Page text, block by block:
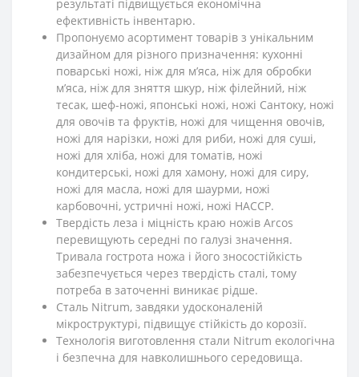
результаті підвищується економічна
ефективність інвентарю.
Пропонуємо асортимент товарів з унікальним
дизайном для різного призначення: кухонні
поварські ножі, ніж для м’яса, ніж для обробки
м’яса, ніж для зняття шкур, ніж філейний, ніж
тесак, шеф-ножі, японські ножі, ножі Сантоку, ножі
для овочів та фруктів, ножі для чищення овочів,
ножі для нарізки, ножі для риби, ножі для суші,
ножі для хліба, ножі для томатів, ножі
кондитерські, ножі для хамону, ножі для сиру,
ножі для масла, ножі для шаурми, ножі
карбовочні, устричні ножі, ножі HACCP.
Твердість леза і міцність краю ножів Arcos
перевищують середні по галузі значення.
Тривала гострота ножа і його зносостійкість
забезпечується через твердість сталі, тому
потреба в заточенні виникає рідше.
Сталь Nitrum, завдяки удосконаленій
мікроструктурі, підвищує стійкість до корозії.
Технологія виготовлення стали Nitrum екологічна
і безпечна для навколишнього середовища.